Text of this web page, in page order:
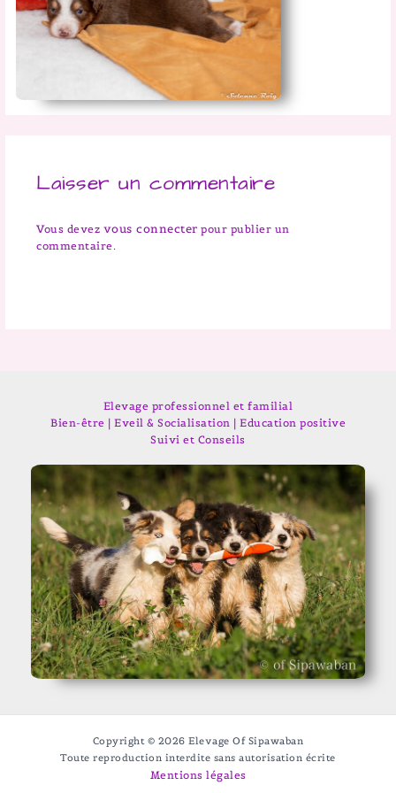
Laisser un commentaire
Vous devez vous connecter pour publier un
commentaire.
Elevage professionnel et familial
Bien-être | Eveil & Socialisation | Education positive
Suivi et Conseils
Copyright © 2026 Elevage Of Sipawaban
Toute reproduction interdite sans autorisation écrite
Mentions légales